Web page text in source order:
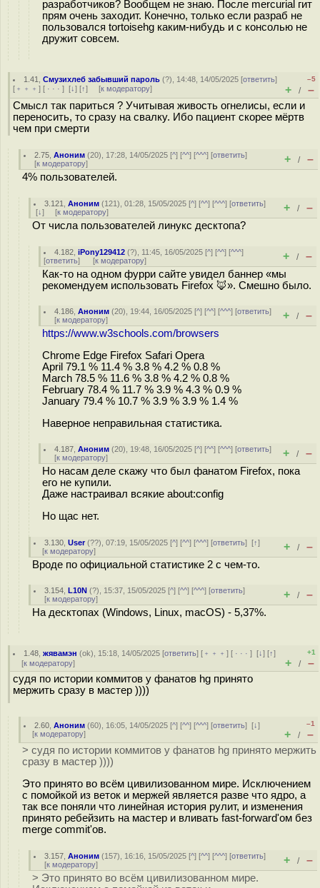
разработчиков? Вообщем не знаю. После mercurial гит
прям очень заходит. Конечно, только если разраб не
пользовался tortoisehg каким-нибудь и с консолью не
дружит совсем.
1.41 ,Смузихлеб забывший пароль (?), 14:48, 14/05/2025 [ответить]
[ ﹢﹢﹢ ] [ · · · ] [↓] [↑] [к модератору]
–5
+ / –
Смысл так париться ? Учитывая живость огнелисы, если и
переносить, то сразу на свалку. Ибо пациент скорее мёртв
чем при смерти
2.75 ,Аноним (20), 17:28, 14/05/2025 [^] [^^] [^^^] [ответить]
[к модератору] + / –
4% пользователей.
3.121 ,Аноним (121), 01:28, 15/05/2025 [^] [^^] [^^^] [ответить]
[↓] [к модератору] + / –
От числа пользователей линукс десктопа?
4.182 ,iPony129412 (?), 11:45, 16/05/2025 [^] [^^] [^^^]
[ответить] [к модератору] + / –
Как-то на одном фурри сайте увидел баннер «мы
рекомендуем использовать Firefox 🦊». Смешно было.
4.186 ,Аноним (20), 19:44, 16/05/2025 [^] [^^] [^^^] [ответить]
[к модератору] + / –
https://www.w3schools.com/browsers
Chrome Edge Firefox Safari Opera
April 79.1 % 11.4 % 3.8 % 4.2 % 0.8 %
March 78.5 % 11.6 % 3.8 % 4.2 % 0.8 %
February 78.4 % 11.7 % 3.9 % 4.3 % 0.9 %
January 79.4 % 10.7 % 3.9 % 3.9 % 1.4 %
Наверное неправильная статистика.
4.187 ,Аноним (20), 19:48, 16/05/2025 [^] [^^] [^^^] [ответить]
[к модератору] + / –
Но насам деле скажу что был фанатом Firefox, пока
его не купили.
Даже настраивал всякие about:config
Но щас нет.
3.130 ,User(??), 07:19, 15/05/2025 [^] [^^] [^^^] [ответить][↑]
[к модератору] + / –
Вроде по официальной статистике 2 с чем-то.
3.154 ,L10N (?), 15:37, 15/05/2025 [^] [^^] [^^^] [ответить]
[к модератору] + / –
На десктопах (Windows, Linux, macOS) - 5,37%.
1.48 ,жявамэн (ok), 15:18, 14/05/2025 [ответить] [ ﹢﹢﹢] [ · · ·][↓] [↑]
[к модератору]
+1
+ / –
судя по истории коммитов у фанатов hg принято
мержить сразу в мастер ))))
2.60 ,Аноним (60), 16:05, 14/05/2025 [^] [^^] [^^^] [ответить][↓]
[к модератору]
–1
+ / –
> судя по истории коммитов у фанатов hg принято мержить
сразу в мастер ))))
Это принято во всём цивилизованном мире. Исключением
с помойкой из веток и мержей является разве что ядро, а
так все поняли что линейная история рулит, и изменения
принято ребейзить на мастер и вливать fast-forward'ом без
merge commit'ов.
3.157 ,Аноним (157), 16:16, 15/05/2025 [^] [^^] [^^^] [ответить]
[к модератору] + / –
> Это принято во всём цивилизованном мире.